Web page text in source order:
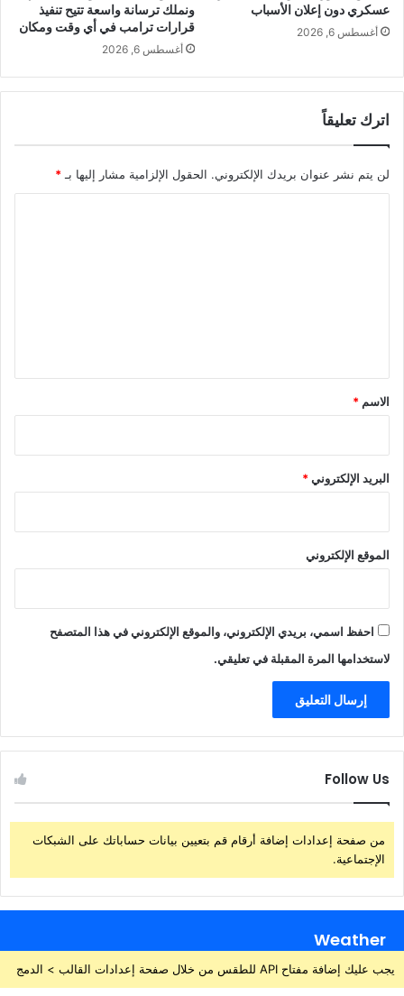
عسكري دون إعلان الأسباب
أغسطس 6, 2026
ونملك ترسانة واسعة تتيح تنفيذ
قرارات ترامب في أي وقت ومكان
أغسطس 6, 2026
اترك تعليقاً
لن يتم نشر عنوان بريدك الإلكتروني. الحقول الإلزامية مشار إليها بـ *
*
الاسم *
البريد الإلكتروني*
الموقع الإلكتروني
احفظ اسمي، بريدي الإلكتروني، والموقع الإلكتروني في هذا المتصفح
لاستخدامها المرة المقبلة في تعليقي.
Follow Us
من صفحة إعدادات إضافة أرقام قم بتعيين بيانات حساباتك على الشبكات
الإجتماعية.
Weather
يجب عليك إضافة مفتاح API للطقس من خلال صفحة إعدادات القالب > الدمج